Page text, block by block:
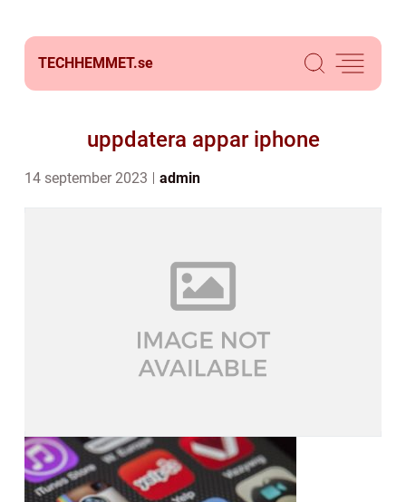
TECHHEMMET.se
uppdatera appar iphone
14 september 2023 admin